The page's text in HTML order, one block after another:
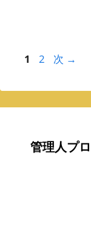
ペ
ジ
1
ペ
ジ
2 次 →
管理人プ